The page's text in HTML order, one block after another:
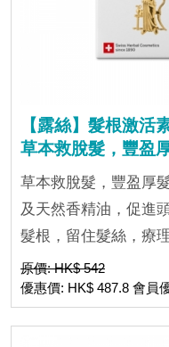
【露絲】髮根激活
草本救脫髮，豐盈
草本救脫髮，豐盈厚
及天然香精油，促進
髮根，留住髮絲，療
原價: HK$ 542
優惠價: HK$ 487.8 會員